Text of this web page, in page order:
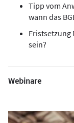
Tipp vom
wann das
Fristsetzung
sein?
Webinare